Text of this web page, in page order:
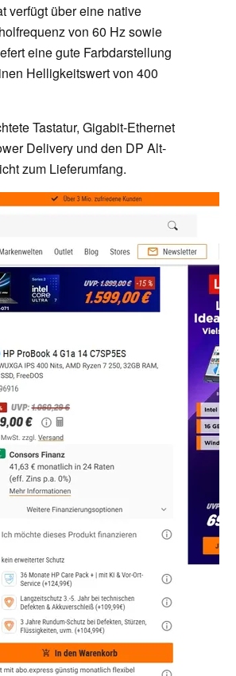
verfügt über eine native
von 60 Hz sowie
eine gute Farbdarstellung
Helligkeitswert von 400
Tastatur, Gigabit-Ethernet
Delivery und den DP Alt-
zum Lieferumfang.